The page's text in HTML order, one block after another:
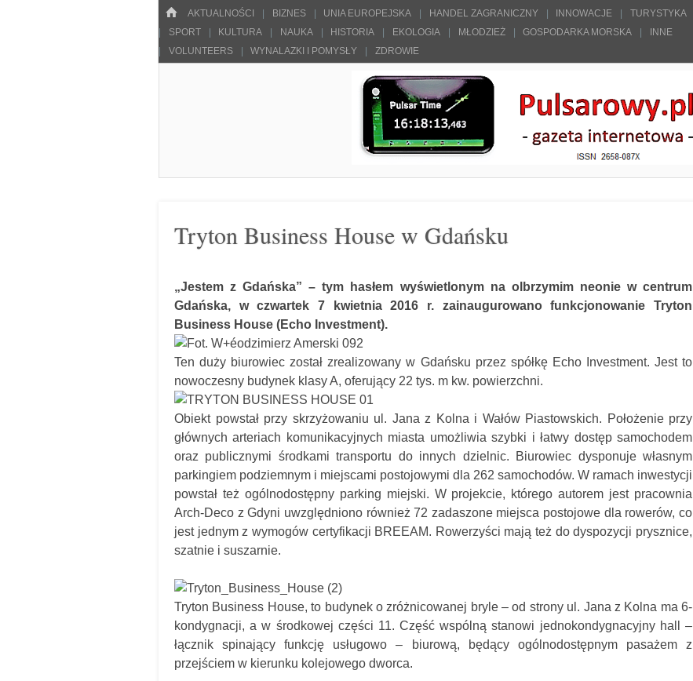
HOME
Menu
SKOCZ DO TREŚCI
AKTUALNOŚCI BIZNES UNIA EUROPEJSKA HANDEL ZAGRANICZNY INNOWACJE
TURYSTYKA
SPORT
KULTURA NAUKA HISTORIA EKOLOGIA MŁODZIEŻ GOSPODARKA MORSKA
INNE
VOLUNTEERS
WYNALAZKI I POMYSŁY ZDROWIE
Tryton Business House w Gdańsku
„Jestem z Gdańska” – tym hasłem wyświetlonym na olbrzymim neonie w centrum
Gdańska, w czwartek 7 kwietnia 2016 r. zainaugurowano funkcjonowanie Tryton
Business House (Echo Investment).
Ten duży biurowiec został zrealizowany w Gdańsku przez spółkę Echo Investment. Jest to
nowoczesny budynek klasy A, oferujący 22 tys. m kw. powierzchni.
Obiekt powstał przy skrzyżowaniu ul. Jana z Kolna i Wałów Piastowskich. Położenie przy
głównych arteriach komunikacyjnych miasta umożliwia szybki i łatwy dostęp samochodem
oraz publicznymi środkami transportu do innych dzielnic. Biurowiec dysponuje własnym
parkingiem podziemnym i miejscami postojowymi dla 262 samochodów. W ramach inwestycji
powstał też ogólnodostępny parking miejski. W projekcie, którego autorem jest pracownia
Arch-Deco z Gdyni uwzględniono również 72 zadaszone miejsca postojowe dla rowerów, co
jest jednym z wymogów certyfikacji BREEAM. Rowerzyści mają też do dyspozycji prysznice,
szatnie i suszarnie.
Tryton Business House, to budynek o zróżnicowanej bryle – od strony ul. Jana z Kolna ma 6-
kondygnacji, a w środkowej części 11. Część wspólną stanowi jednokondygnacyjny hall –
łącznik spinający funkcję usługowo – biurową, będący ogólnodostępnym pasażem z
przejściem w kierunku kolejowego dworca.